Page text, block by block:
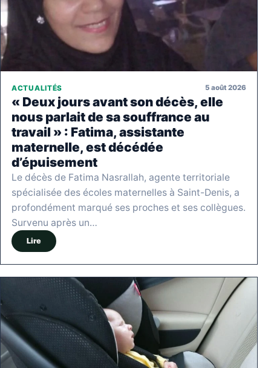
ACTUALITÉS 5 août 2026
« Deux jours avant son décès, elle
nous parlait de sa souffrance au
travail » : Fatima, assistante
maternelle, est décédée
d’épuisement
Le décès de Fatima Nasrallah, agente territoriale
spécialisée des écoles maternelles à Saint-Denis, a
profondément marqué ses proches et ses collègues.
Survenu après un…
Lire